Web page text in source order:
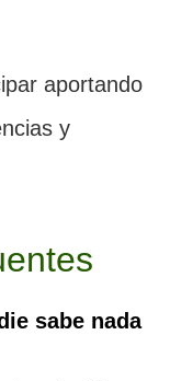
aportando
y
sabe nada